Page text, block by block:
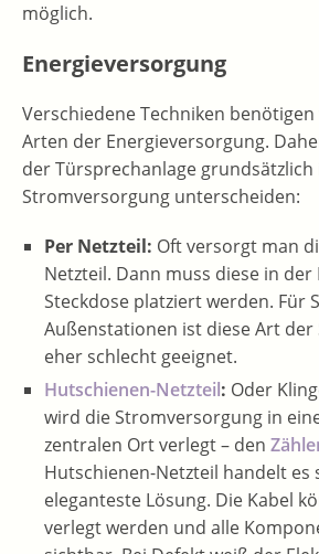
möglich.
Energieversorgung
Verschiedene Techniken
Arten der Energieversorgung.
der Türsprechanlage
Stromversorgung unterscheiden:
Per Netzteil: Oft versorgt man
Netzteil. Dann muss diese in der
Steckdose platziert werden. Für
Außenstationen ist diese Art
eher schlecht geeignet.
Hutschienen-Netzteil: Oder
wird die Stromversorgung in
zentralen Ort verlegt – den
Hutschienen-Netzteil handelt es
eleganteste Lösung. Die Kabel
verlegt werden und alle